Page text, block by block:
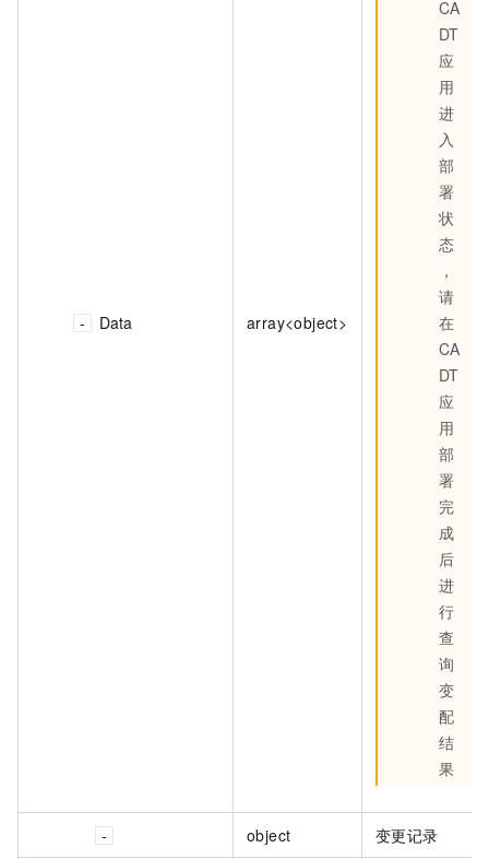
Data array<object>
CA
DT
应
用
进
入
部
署
状
态
，
请
在
CA
DT
应
用
部
署
完
成
后
进
行
查
询
变
配
结
果
object 变更记录